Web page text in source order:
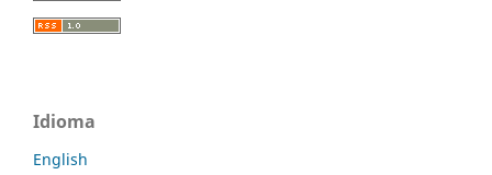
Idioma
English